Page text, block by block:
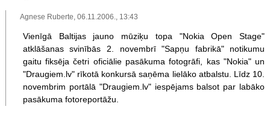
Agnese Ruberte, 06.11.2006., 13:43
Vienīgā Baltijas jauno mūziķu topa "Nokia Open Stage"
atklāšanas svinībās 2. novembrī "Sapņu fabrikā" notikumu
gaitu fiksēja četri oficiālie pasākuma fotogrāfi, kas "Nokia" un
"Draugiem.lv" rīkotā konkursā saņēma lielāko atbalstu. Līdz 10.
novembrim portālā "Draugiem.lv" iespējams balsot par labāko
pasākuma fotoreportāžu.